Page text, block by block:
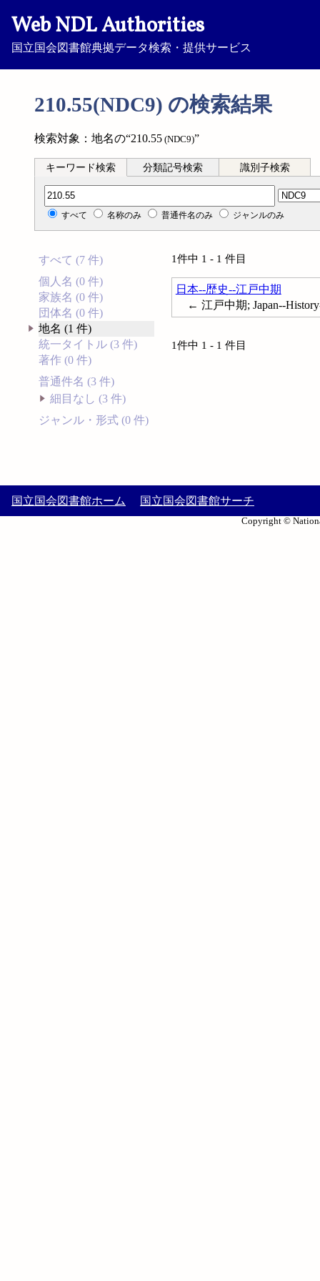
Web NDL Authorities
国立国会図書館典拠データ検索・提供サービス
210.55(NDC9) の検索結果
検索対象：地名の“210.55 (NDC9)”
キーワード検索 分類記号検索 識別子検索
分類記号検索
すべて 名称のみ 普通件名のみ ジャンルのみ
すべて (7 件)
個人名 (0 件)
家族名 (0 件)
団体名 (0 件)
地名 (1 件)
統一タイトル (3 件)
著作 (0 件)
普通件名 (3 件)
細目なし (3 件)
ジャンル・形式 (0 件)
1件中 1 - 1 件目
日本--歴史--江戸中期
← 江戸中期; Japan--
1件中 1 - 1 件目
国立国会図書館ホーム 国立国会図書館サーチ
Copyright ©